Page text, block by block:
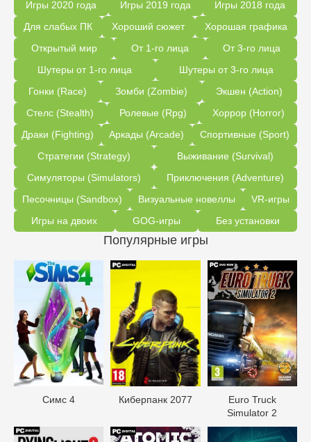
Игры 2020 года
Игры 2019 года
Игры 2018 года
Для слабых ПК
Хороший сюжет
Хорошая графика
Открытый мир
От 1-го лица
От 3-го лица
Шутеры от 1-го лица
Шутеры от 3-го лица
Гонки (Race)
Зомби (Zombie)
Экшен (Action)
Стелс (Stealth)
Ролевые (Rpg)
Хоррор (Horror)
Драки (Fighting)
Аркады (Arcade)
Спортивные (Sport)
Стратегии (Strategy)
Выживание (Survival)
Симуляторы (Simulators)
Приключения (Adventure)
Песочницы (Sandbox)
Визуальные новеллы
VR-игры
Игры на двоих
GOG-игры Без установки
Популярные игры
Симс 4 Киберпанк 2077
Euro Truck
Simulator 2